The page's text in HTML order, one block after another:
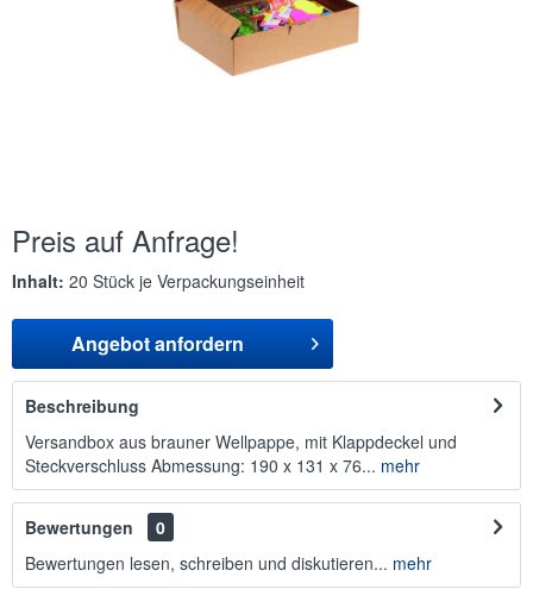
Preis auf Anfrage!
Inhalt: 20 Stück je Verpackungseinheit
Angebot anfordern
Beschreibung
Versandbox aus brauner Wellpappe, mit Klappdeckel und
Steckverschluss Abmessung: 190 x 131 x 76... mehr
Bewertungen
0
Bewertungen lesen, schreiben und diskutieren... mehr